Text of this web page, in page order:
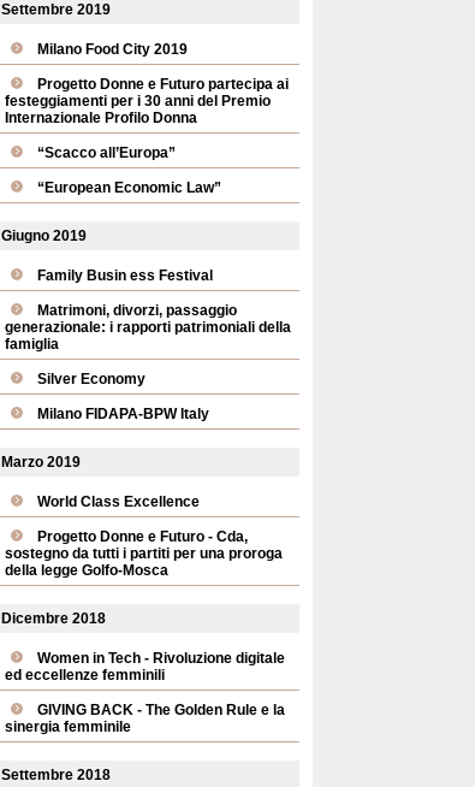
Settembre 2019
Milano Food City 2019
Progetto Donne e Futuro partecipa ai
festeggiamenti per i 30 anni del Premio
Internazionale Profilo Donna
“Scacco all’Europa”
“European Economic Law”
Giugno 2019
Family Busin ess Festival
Matrimoni, divorzi, passaggio
generazionale: i rapporti patrimoniali della
famiglia
Silver Economy
Milano FIDAPA-BPW Italy
Marzo 2019
World Class Excellence
Progetto Donne e Futuro - Cda,
sostegno da tutti i partiti per una proroga
della legge Golfo-Mosca
Dicembre 2018
Women in Tech - Rivoluzione digitale
ed eccellenze femminili
GIVING BACK - The Golden Rule e la
sinergia femminile
Settembre 2018